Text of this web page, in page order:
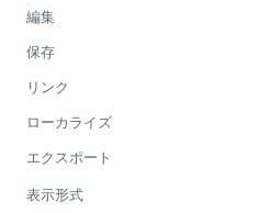
編集
保存
リンク
ローカライズ
エクスポート
表示形式